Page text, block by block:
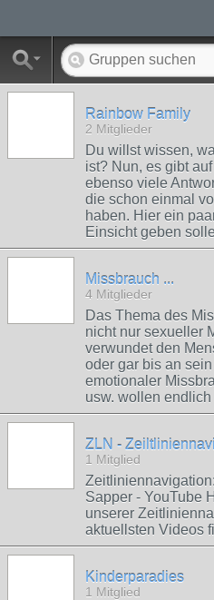
Rainbow Family
2 Mitglieder
Du willst wissen,
ist? Nun, es gibt
ebenso viele
die schon einmal
haben. Hier ein
Einsicht geben
Missbrauch ...
4 Mitglieder
Das Thema des
nicht nur sexueller
verwundet den
oder gar bis an
emotionaler
usw. wollen
ZLN -
1 Mitglied
Sapper - YouTube
unserer
aktuellsten Videos
Kinderparadies
1 Mitglied